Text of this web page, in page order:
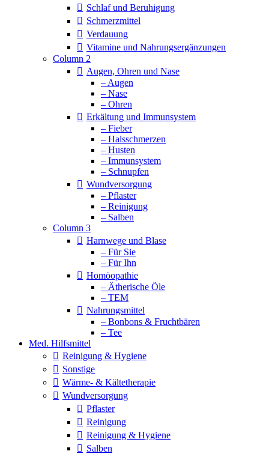
Schlaf und Beruhigung
Schmerzmittel
Verdauung
Vitamine und Nahrungsergänzungen
Column 2
Augen, Ohren und Nase
– Augen
– Nase
– Ohren
Erkältung und Immunsystem
– Fieber
– Halsschmerzen
– Husten
– Immunsystem
– Schnupfen
Wundversorgung
– Pflaster
– Reinigung
– Salben
Column 3
Harnwege und Blase
– Für Sie
– Für Ihn
Homöopathie
– Ätherische Öle
– TEM
Nahrungsmittel
– Bonbons & Fruchtbären
– Tee
Med. Hilfsmittel
Reinigung & Hygiene
Sonstige
Wärme- & Kältetherapie
Wundversorgung
Pflaster
Reinigung
Reinigung & Hygiene
Salben